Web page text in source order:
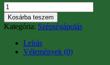
HL/Skin
Bőrfelszín-
Megújító
Gelo
Arctisztító
mennyiség
Kosárba teszem
Kategória: Szépségápolás
Leírás
Vélemények (0)